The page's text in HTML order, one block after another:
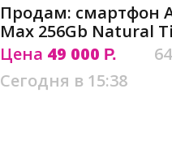
Продам: смартфон
Max 256Gb Natural
Цена 49 000 Р.
Сегодня в 15:38